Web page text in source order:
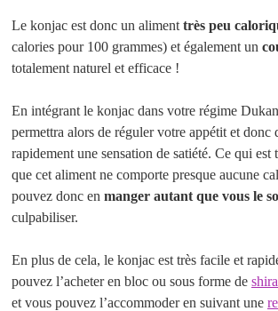
Le konjac est donc un aliment très peu
calories pour 100 grammes) et également un
totalement naturel et efficace !
En intégrant le konjac dans votre régime
permettra alors de réguler votre appétit et donc
rapidement une sensation de satiété. Ce qui est
que cet aliment ne comporte presque aucune
pouvez donc en manger autant que vous le
culpabiliser.
En plus de cela, le konjac est très facile et
pouvez l’acheter en bloc ou sous forme de
et vous pouvez l’accommoder en suivant une